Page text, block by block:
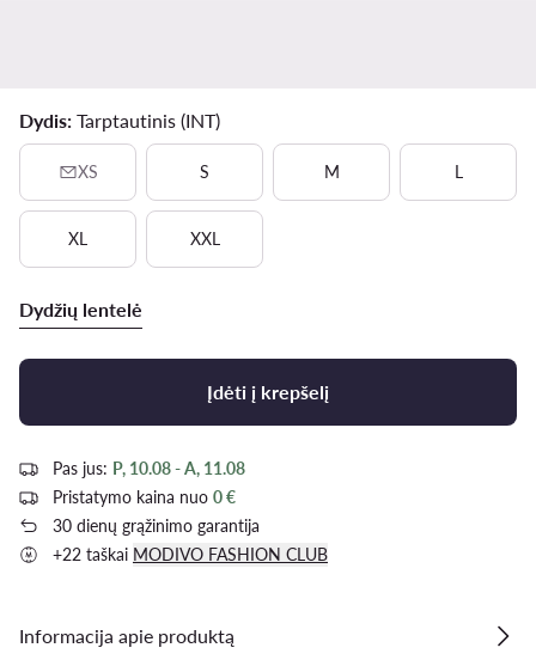
Dydis: Tarptautinis (INT)
XS S M L
XL XXL
Dydžių lentelė
Įdėti į krepšelį
Pas jus: P, 10.08 - A, 11.08
Pristatymo kaina nuo 0 €
30 dienų grąžinimo garantija
+22 taškai MODIVO FASHION CLUB
Informacija apie produktą